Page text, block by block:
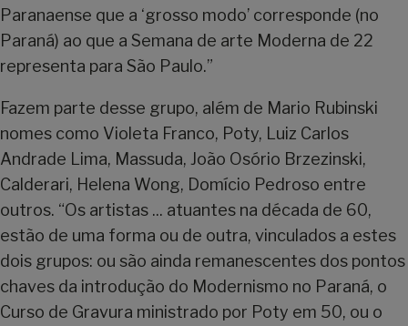
Paranaense que a ‘grosso modo’ corresponde (no
Paraná) ao que a Semana de arte Moderna de 22
representa para São Paulo.”
Fazem parte desse grupo, além de Mario Rubinski
nomes como Violeta Franco, Poty, Luiz Carlos
Andrade Lima, Massuda, João Osório Brzezinski,
Calderari, Helena Wong, Domício Pedroso entre
outros. “Os artistas ... atuantes na década de 60,
estão de uma forma ou de outra, vinculados a estes
dois grupos: ou são ainda remanescentes dos pontos
chaves da introdução do Modernismo no Paraná, o
Curso de Gravura ministrado por Poty em 50, ou o